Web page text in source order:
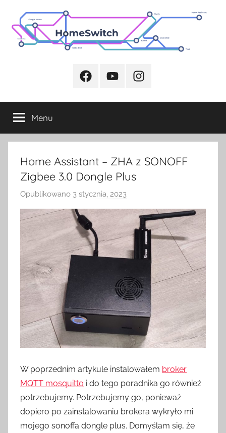
treści
FacebookYoutubeInstagram
Menu
Home Assistant – ZHA z SONOFF
Zigbee 3.0 Dongle Plus
Opublikowano 3 stycznia, 2023
r
e
z
H
m
e
S
i
c
W poprzednim artykule instalowałem broker
MQTT mosquitto i do tego poradnika go również
potrzebujemy. Potrzebujemy go, ponieważ
dopiero po zainstalowaniu brokera wykryło mi
mojego sonoffa dongle plus. Domyślam się, że